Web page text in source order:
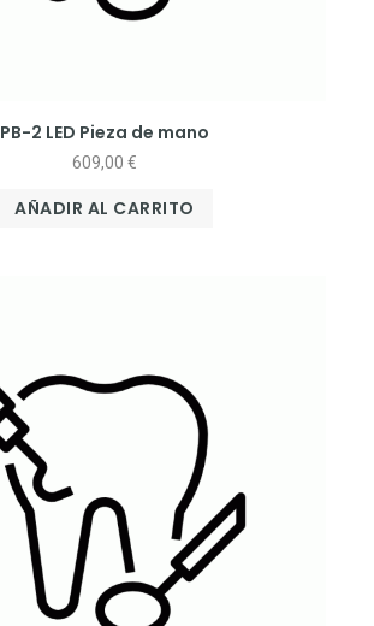
PB-2 LED Pieza de mano
609,00 €
AÑADIR AL CARRITO